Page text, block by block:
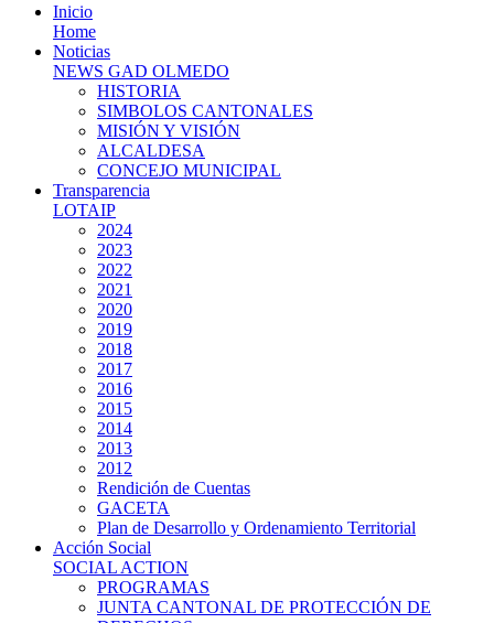
Inicio
Home
Noticias
NEWS GAD OLMEDO
HISTORIA
SIMBOLOS CANTONALES
MISIÓN Y VISIÓN
ALCALDESA
CONCEJO MUNICIPAL
Transparencia
LOTAIP
2024
2023
2022
2021
2020
2019
2018
2017
2016
2015
2014
2013
2012
Rendición de Cuentas
GACETA
Plan de Desarrollo y Ordenamiento Territorial
Acción Social
SOCIAL ACTION
PROGRAMAS
JUNTA CANTONAL DE PROTECCIÓN DE